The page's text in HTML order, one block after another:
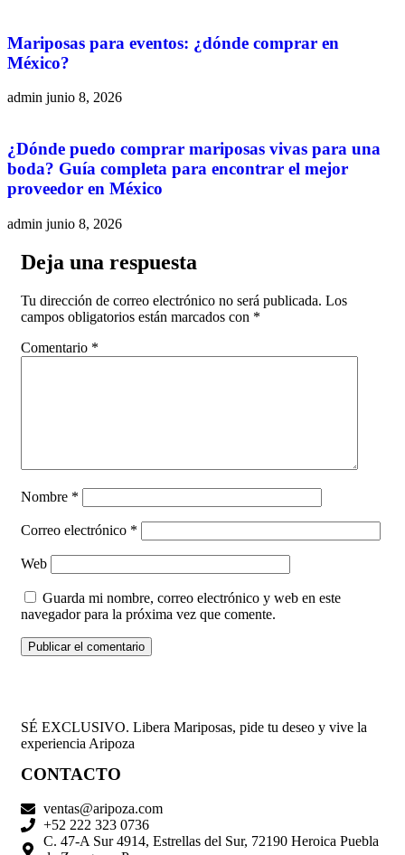
Mariposas para eventos: ¿dónde comprar en
México?
admin junio 8, 2026
¿Dónde puedo comprar mariposas vivas para una
boda? Guía completa para encontrar el mejor
proveedor en México
admin junio 8, 2026
Deja una respuesta
Tu dirección de correo electrónico no será publicada. Los
campos obligatorios están marcados con *
Comentario *
Nombre *
Correo electrónico *
Web
Guarda mi nombre, correo electrónico y web en este
navegador para la próxima vez que comente.
SÉ EXCLUSIVO. Libera Mariposas, pide tu deseo y vive la
experiencia Aripoza
CONTACTO
ventas@aripoza.com
+52 222 323 0736
C. 47-A Sur 4914, Estrellas del Sur, 72190 Heroica Puebla